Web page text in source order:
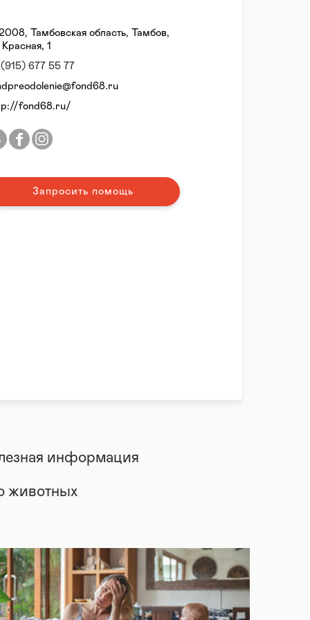
Тамбовская область, Тамбов,
Красная, 1
677 55 77
fond68.ru/
Запросить помощь
информация
животных